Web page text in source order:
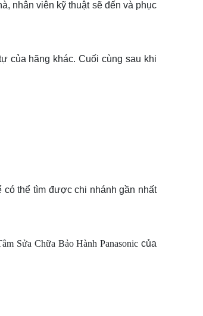
nhân viên kỹ thuật sẽ đến và phục
của hãng khác. Cuối cùng sau khi
có thể tìm được chi nhánh gần nhất
Sửa Chữa Bảo Hành Panasonic của